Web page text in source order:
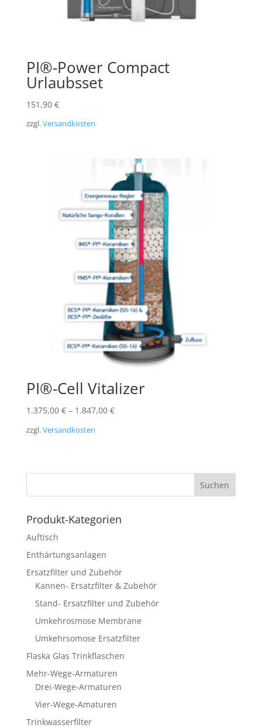
PI®-Power Compact
Urlaubsset
151,90 €
zzgl.Versandkosten
PI®-Cell Vitalizer
1.375,00 €– 1.847,00 €
zzgl.Versandkosten
Produkt-Kategorien
Auftisch
Enthärtungsanlagen
Ersatzfilter und Zubehör
Kannen- Ersatzfilter & Zubehör
Stand- Ersatzfilter und Zubehör
Umkehrosmose Membrane
Umkehrsomose Ersatzfilter
Flaska Glas Trinkflaschen
Mehr-Wege-Armaturen
Drei-Wege-Armaturen
Vier-Wege-Amaturen
Trinkwasserfilter